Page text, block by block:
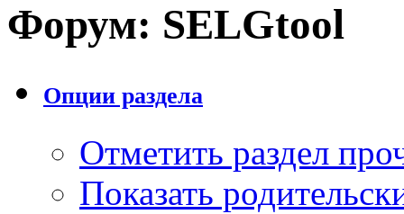
Форум: SELGtool
Опции раздела
Отметить раздел
Показать